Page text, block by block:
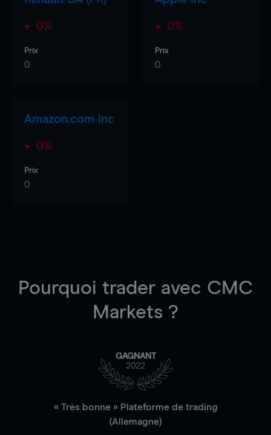
0%
Prix
0
0%
Prix
0
Amazon.com Inc
0%
Prix
0
Pourquoi trader avec CMC
Markets ?
GAGNANT
2022
« Très bonne » Plateforme de trading
(Allemagne)